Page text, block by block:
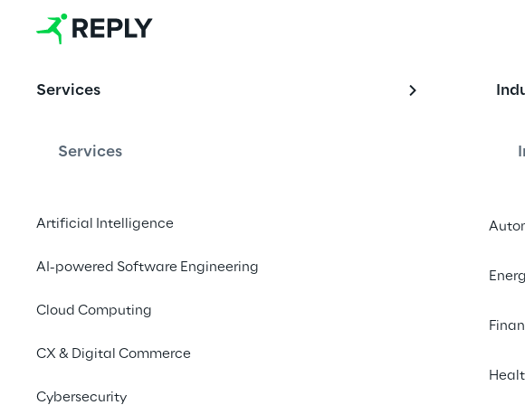
Services
Services
Artificial Intelligence
AI-powered Software Engineering
Cloud Computing
CX & Digital Commerce
Cybersecurity
There is no